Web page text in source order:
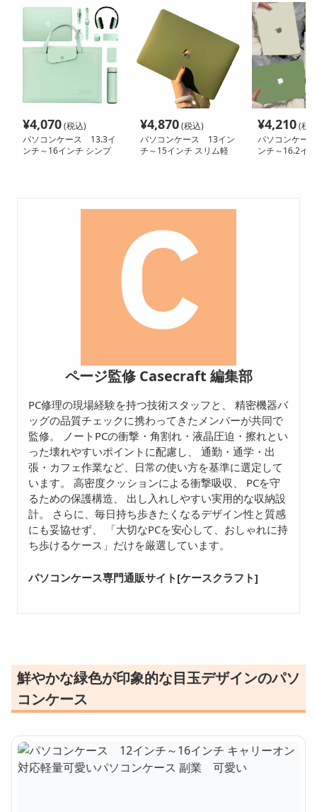
¥4,070(税込)
パソコンケース 13.3イ
ンチ～16インチ シンプ
¥4,870(税込)
パソコンケース 13イン
チ～15インチ スリム軽
¥4,210(税
パソコンケー
ンチ～16.2イ
ページ監修 Casecraft 編集部
PC修理の現場経験を持つ技術スタッフと、 精密機器バ
ッグの品質チェックに携わってきたメンバーが共同で
監修。 ノートPCの衝撃・角割れ・液晶圧迫・擦れとい
った壊れやすいポイントに配慮し、 通勤・通学・出
張・カフェ作業など、日常の使い方を基準に選定して
います。 高密度クッションによる衝撃吸収、 PCを守
るための保護構造、 出し入れしやすい実用的な収納設
計。 さらに、毎日持ち歩きたくなるデザイン性と質感
にも妥協せず、 「大切なPCを安心して、おしゃれに持
ち歩けるケース」だけを厳選しています。
パソコンケース専門通販サイト[ケースクラフト]
鮮やかな緑色が印象的な目玉デザインのパソ
コンケース